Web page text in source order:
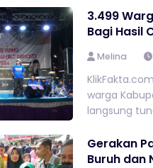
3.499
Bagi Hasil
Melina
warga
langsung
Gerakan
Buruh dan